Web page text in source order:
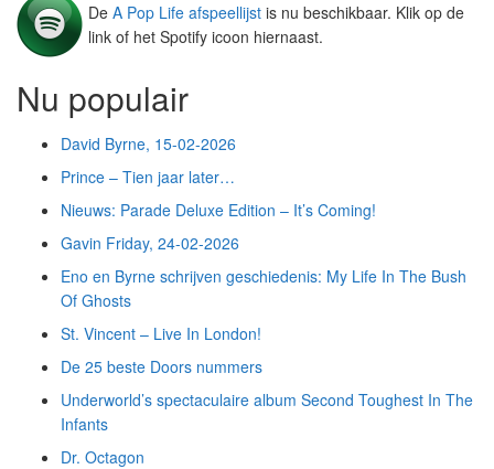
De A Pop Life afspeellijst is nu beschikbaar. Klik op de
link of het Spotify icoon hiernaast.
Nu populair
David Byrne, 15-02-2026
Prince – Tien jaar later…
Nieuws: Parade Deluxe Edition – It’s Coming!
Gavin Friday, 24-02-2026
Eno en Byrne schrijven geschiedenis: My Life In The Bush
Of Ghosts
St. Vincent – Live In London!
De 25 beste Doors nummers
Underworld’s spectaculaire album Second Toughest In The
Infants
Dr. Octagon